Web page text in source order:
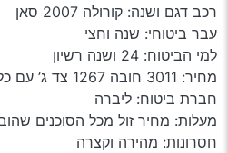
רכב דגם ושנה: קורולה 2007 סאן
עבר ביטוחי: שנה וחצי
למי הביטוח: 24 ושנה רשיון
מחיר: 3011 חובה 1267 צד ג’ עם כל התוספות
חברת ביטוח: ליברה
מעלות: מחיר זול מכל הסוכנים
חסרונות: מהירה וקצרה